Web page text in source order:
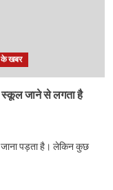
के खबर
स्कूल जाने से लगता है
पड़ता है। लेकिन कुछ